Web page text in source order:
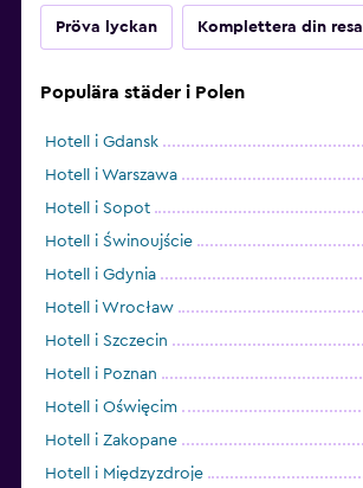
Pröva lyckan Komplettera din resa
Populära städer i Polen
Hotell i Gdansk
Hotell i Warszawa
Hotell i Sopot
Hotell i Świnoujście
Hotell i Gdynia
Hotell i Wrocław
Hotell i Szczecin
Hotell i Poznan
Hotell i Oświęcim
Hotell i Zakopane
Hotell i Międzyzdroje